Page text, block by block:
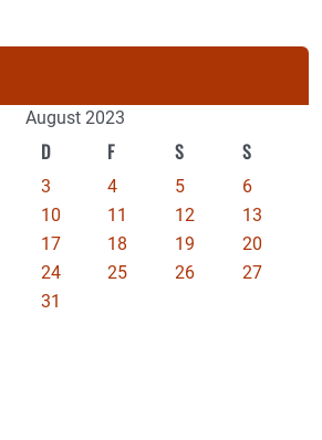
August 2023
D F S S
3 4 5
6
10 11 12
13
17 18 19
20
24 25 26
27
31